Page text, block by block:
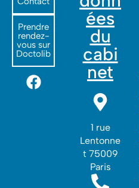
Prendre
rendez-
vous sur
Doctolib
ées
du
cabi
net
1 rue
Lentonne
t 75009
Paris